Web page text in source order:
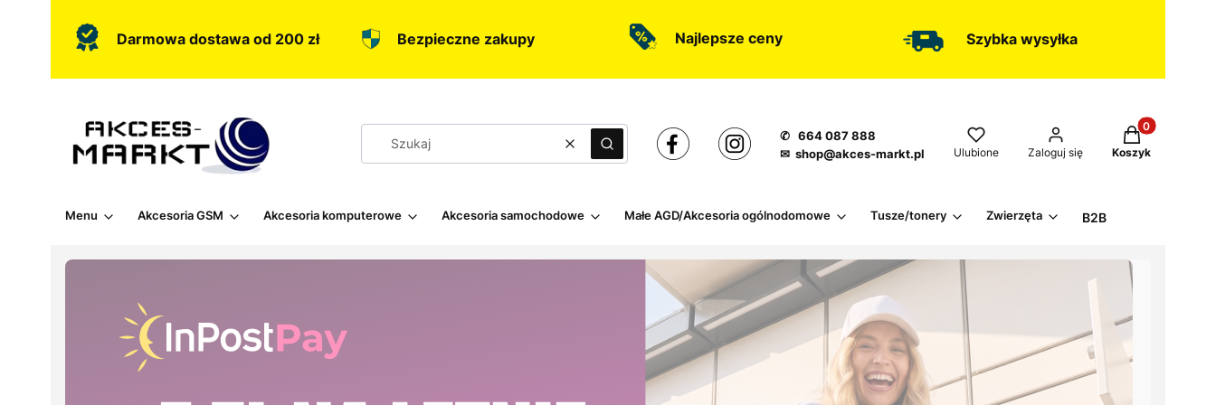
Darmowa dostawa od 200 zł Bezpieczne zakupy Najlepsze ceny Szybka wysyłka
WyczyśćSzukaj
✆ 664 087 888
✉ shop@akces-markt.pl
Ulubione Zaloguj się
Produkty w
Koszyk
Menu Akcesoria GSM Akcesoria komputerowe Akcesoria samochodowe Małe AGD/Akcesoria ogólnodomowe Tusze/tonery Zwierzęta B2B